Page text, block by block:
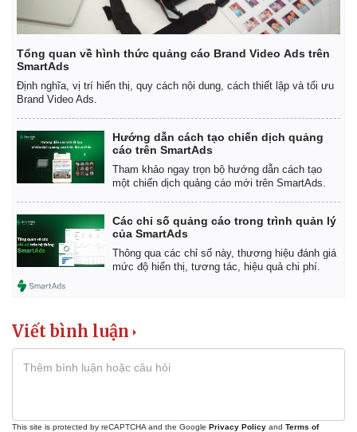
Tổng quan về hình thức quảng cáo Brand Video Ads trên
SmartAds
Định nghĩa, vị trí hiển thị, quy cách nội dung, cách thiết lập và tối ưu
Brand Video Ads.
Hướng dẫn cách tạo chiến dịch quảng
cáo trên SmartAds
Tham khảo ngay trọn bộ hướng dẫn cách tạo
một chiến dịch quảng cáo mới trên SmartAds.
Các chỉ số quảng cáo trong trình quản lý
của SmartAds
Thông qua các chỉ số này, thương hiệu đánh giá
mức độ hiển thị, tương tác, hiệu quả chi phí.
Viết bình luận
This site is protected by reCAPTCHA and the Google Privacy Policy and Terms of